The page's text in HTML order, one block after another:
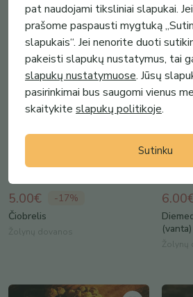
5.00€ -17%
Čiobrelis
Žolynų dovanos
(vanta)
Žolynų
pat naudojami tiksliniai slapukai.
prašome paspausti mygtuką
slapukais“. Jei nenorite duoti
pakeisti slapukų nustatymus, tai
slapukų nustatymuose. Jūsų
pasirinkimai bus saugomi vienus
skaitykite slapukų politikoje.
Sutinku